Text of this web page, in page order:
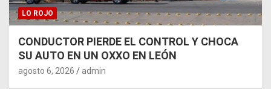
LO ROJO
CONDUCTOR PIERDE EL CONTROL Y CHOCA
SU AUTO EN UN OXXO EN LEÓN
agosto 6, 2026 admin